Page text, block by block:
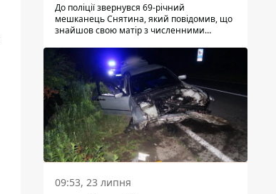
До поліції звернувся 69-річний
мешканець Снятина, який повідомив, що
знайшов свою матір з численними
з'ясували правоохоронці, ці травми жінці
наніс її син.
09:53, 23 липня